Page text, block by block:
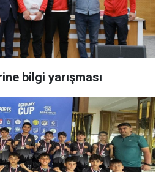
bilgi yarışması